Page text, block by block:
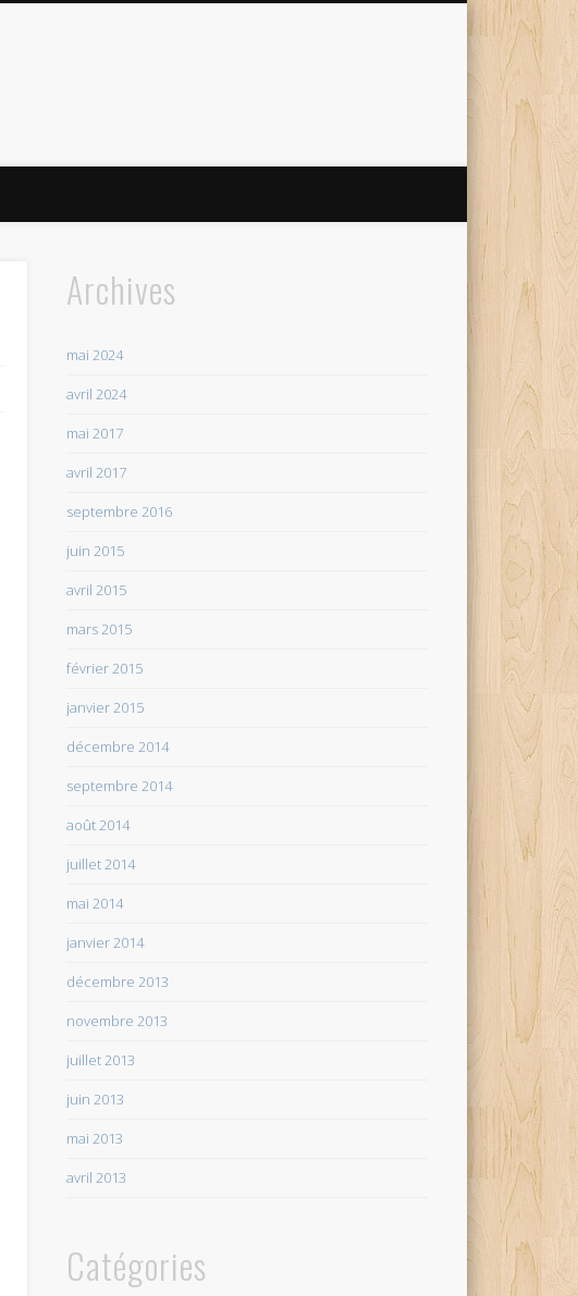
Archives
mai 2024
avril 2024
mai 2017
avril 2017
septembre 2016
juin 2015
avril 2015
mars 2015
février 2015
janvier 2015
décembre 2014
septembre 2014
août 2014
juillet 2014
mai 2014
janvier 2014
décembre 2013
novembre 2013
juillet 2013
juin 2013
mai 2013
avril 2013
Catégories